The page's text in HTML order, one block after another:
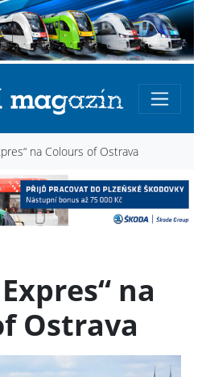
na Colours of Ostrava
na
Ostrava